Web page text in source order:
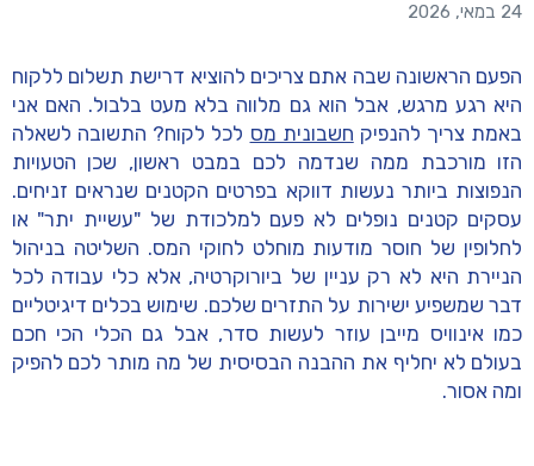
24 במאי, 2026
הפעם הראשונה שבה אתם צריכים להוציא דרישת תשלום ללקוח
היא רגע מרגש, אבל הוא גם מלווה בלא מעט בלבול. האם אני
באמת צריך להנפיק חשבונית מס לכל לקוח? התשובה לשאלה
הזו מורכבת ממה שנדמה לכם במבט ראשון, שכן הטעויות
הנפוצות ביותר נעשות דווקא בפרטים הקטנים שנראים זניחים.
עסקים קטנים נופלים לא פעם למלכודת של "עשיית יתר" או
לחלופין של חוסר מודעות מוחלט לחוקי המס. השליטה בניהול
הניירת היא לא רק עניין של ביורוקרטיה, אלא כלי עבודה לכל
דבר שמשפיע ישירות על התזרים שלכם. שימוש בכלים דיגיטליים
כמו אינוויס מייבן עוזר לעשות סדר, אבל גם הכלי הכי חכם
בעולם לא יחליף את ההבנה הבסיסית של מה מותר לכם להפיק
ומה אסור.